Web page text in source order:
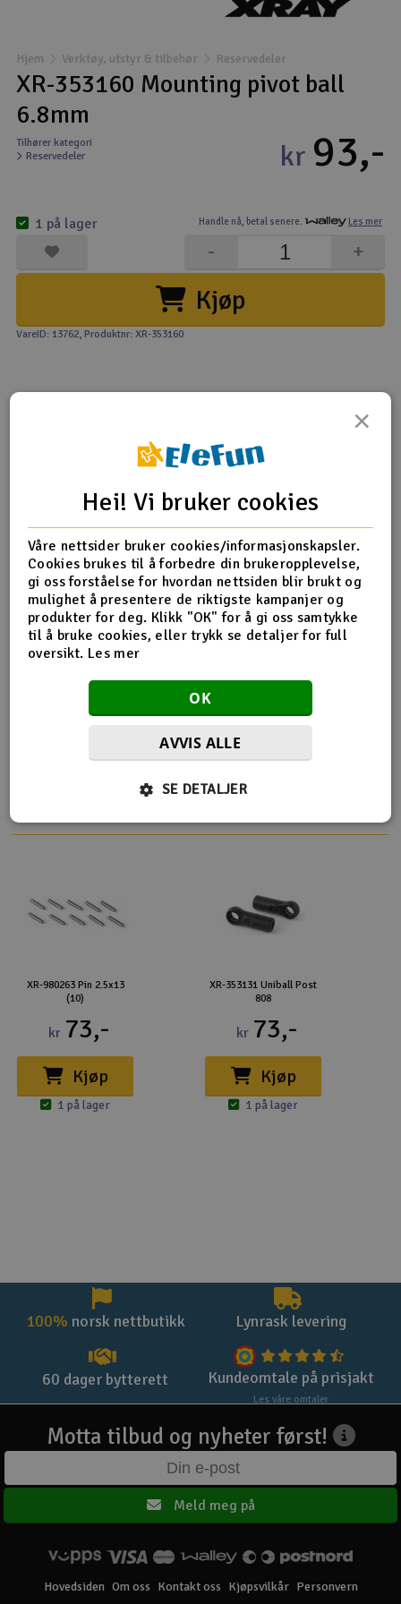
Droner
Droner for FPV
Fly
Helikopter
Kamerautstyr
Modellbygging, LEGO & byggesett
Modelljernbane
Motor & tilbehør
Raketter
Smarthjem, lek & hobby
Solenergi
Sparkesykler & elkjøretøy
Verktøy, utstyr & tilbehør
Hjem Verktøy, utstyr & tilbehør Reservedeler
XR-353160 Mounting pivot ball
6.8mm
Tilhører kategori
Reservedeler
Handle nå, betal senere. Les mer
kr 93,-
Kjøp
+
-
1 på lager
VareID: 13762, Produktnr: XR-353160
Tips en venn Anmeldelser
Produktinformasjon
353160 Mounting pivot ball with shoulder 6.8mm di
Flere detaljer
Produktet er
Reservedeler XRay
Flere så også på
XR-980263 Pin 2.5x13
(10)
kr 73,-
Kjøp
1 på lager
XR-353131 Uniball Post
808
kr 73,-
Kjøp
1 på lager
100% norsk nettbutikk Lynrask levering
60 dager bytterett Kundeomtale på prisjakt
Les våre omtaler
Motta tilbud og nyheter først!
Meld meg på
Hovedsiden Om oss Kontakt oss Kjøpsvilkår Personvern
×
Hei! Vi bruker cookies
Våre nettsider bruker cookies/informasjonskapsler.
Cookies brukes til å forbedre din brukeropplevelse,
gi oss forståelse for hvordan nettsiden blir brukt og
mulighet å presentere de riktigste kampanjer og
produkter for deg. Klikk "OK" for å gi oss samtykke
til å bruke cookies, eller trykk se detaljer for full
oversikt. Les mer
OK
AVVIS ALLE
SE DETALJER